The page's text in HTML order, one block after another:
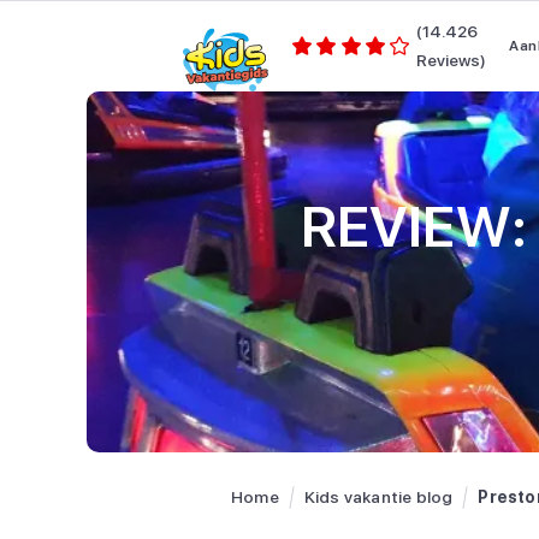
(14.426
Reviews)
Home Kids vakantie blog